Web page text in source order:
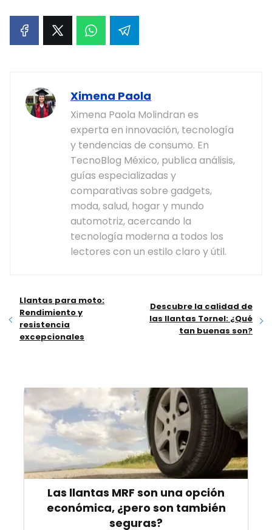
Ximena Paola
Ximena Paola Molindran es
experta en innovación, tecnología
y tendencias de consumo. En
TecnoBlog México, publica análisis,
guías especializadas y
comparativas sobre gadgets,
moda, salud, hogar y mundo
automotriz, acercando la
tecnología moderna a todos los
lectores con un estilo claro y útil.
Llantas para moto:
Rendimiento y
resistencia
excepcionales
Descubre la calidad de
las llantas Tornel: ¿Qué
tan buenas son?
Las llantas MRF son una opción
económica, ¿pero son también
seguras?